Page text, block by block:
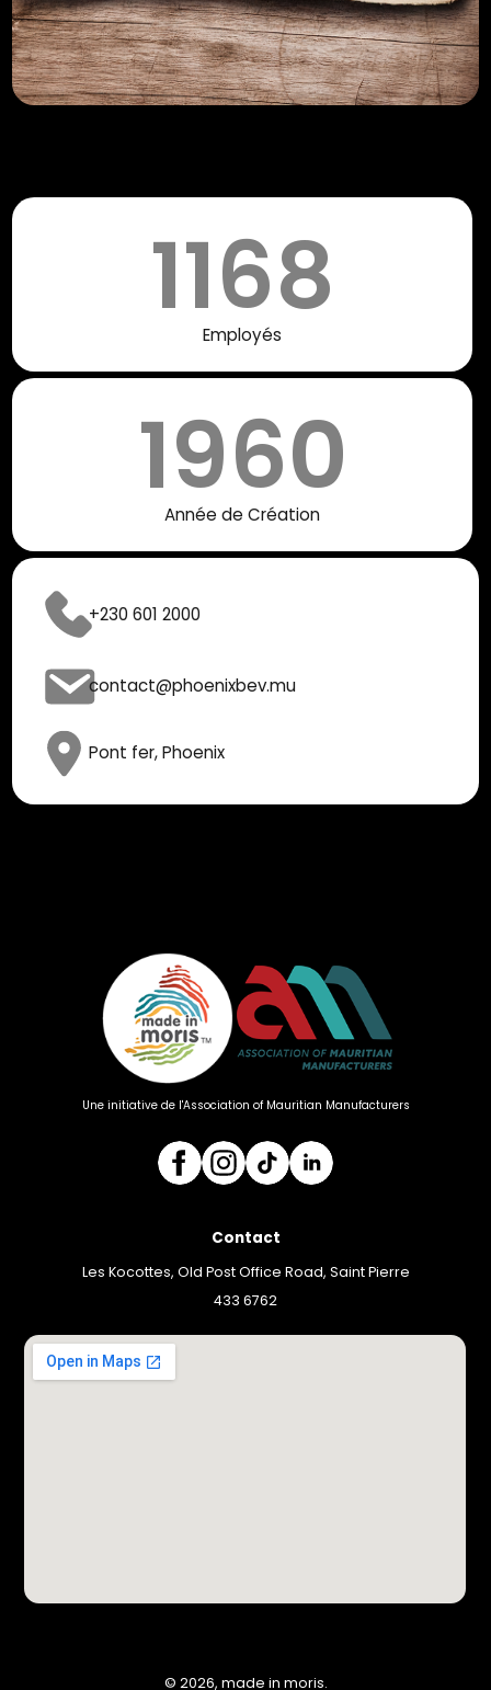
1168
Employés
1960
Année de Création
+230 601 2000
contact@phoenixbev.mu
Pont fer, Phoenix
Une initiative de l'Association of Mauritian Manufacturers
Contact
Les Kocottes, Old Post Office Road, Saint Pierre
433 6762
© 2026, made in moris.